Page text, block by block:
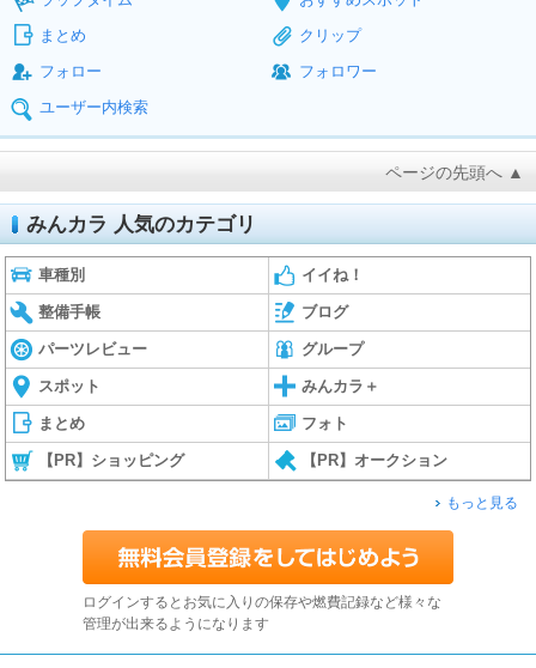
まとめ
クリップ
フォロー
フォロワー
ユーザー内検索
ページの先頭へ ▲
みんカラ 人気のカテゴリ
車種別 イイね！
整備手帳 ブログ
パーツレビュー グループ
スポット みんカラ＋
まとめ フォト
【PR】ショッピング 【PR】オークション
もっと見る
ログインするとお気に入りの保存や燃費記録など様々な
管理が出来るようになります